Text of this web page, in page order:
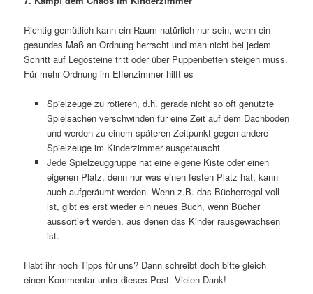
Richtig gemütlich kann ein Raum natürlich nur sein, wenn ein
gesundes Maß an Ordnung herrscht und man nicht bei jedem
Schritt auf Legosteine tritt oder über Puppenbetten steigen muss.
Für mehr Ordnung im Elfenzimmer hilft es
Spielzeuge zu rotieren, d.h. gerade nicht so oft genutzte
Spielsachen verschwinden für eine Zeit auf dem Dachboden
und werden zu einem späteren Zeitpunkt gegen andere
Spielzeuge im Kinderzimmer ausgetauscht
Jede Spielzeuggruppe hat eine eigene Kiste oder einen
eigenen Platz, denn nur was einen festen Platz hat, kann
auch aufgeräumt werden. Wenn z.B. das Bücherregal voll
ist, gibt es erst wieder ein neues Buch, wenn Bücher
aussortiert werden, aus denen das Kinder rausgewachsen
ist.
Habt ihr noch Tipps für uns? Dann schreibt doch bitte gleich
einen Kommentar unter dieses Post. Vielen Dank!